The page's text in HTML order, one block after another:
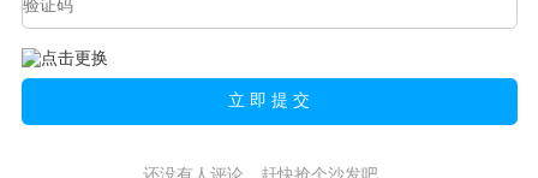
还没有人评论，赶快抢个沙发吧。